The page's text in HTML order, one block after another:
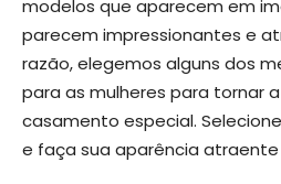
modelos que aparecem em
parecem impressionantes e
razão, elegemos alguns dos
para as mulheres para tornar
casamento especial.
e faça sua aparência